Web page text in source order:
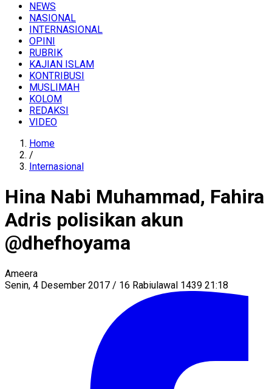
NEWS
NASIONAL
INTERNASIONAL
OPINI
RUBRIK
KAJIAN ISLAM
KONTRIBUSI
MUSLIMAH
KOLOM
REDAKSI
VIDEO
Home
/
Internasional
Hina Nabi Muhammad, Fahira
Adris polisikan akun
@dhefhoyama
Ameera
Senin, 4 Desember 2017 / 16 Rabiulawal 1439 21:18